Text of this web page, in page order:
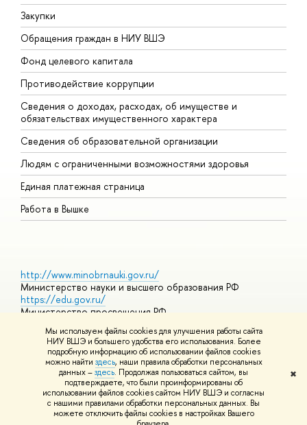
Мы используем файлы cookies для улучшения работы сайта
НИУ ВШЭ и большего удобства его использования. Более
подробную информацию об использовании файлов cookies
можно найти здесь, наши правила обработки персональных
данных –здесь. Продолжая пользоваться сайтом, вы
подтверждаете, что были проинформированы об
использовании файлов cookies сайтом НИУ ВШЭ и согласны
с нашими правилами обработки персональных данных. Вы
можете отключить файлы cookies в настройках Вашего
✖
Закупки
Обращения граждан в НИУ ВШЭ
Фонд целевого капитала
Противодействие коррупции
Сведения о доходах, расходах, об имуществе и
обязательствах имущественного характера
Сведения об образовательной организации
Людям с ограниченными возможностями здоровья
Единая платежная страница
Работа в Вышке
http://www.minobrnauki.gov.ru/
Министерство науки и высшего образования РФ
https://edu.gov.ru/
Министерство просвещения РФ
https://elearning.hse.ru/mooc
Массовые открытые онлайн-курсы
© НИУ ВШЭ 1993–2026 Адреса и контактыУсловия
использования материалов Политика конфиденциальности
Шрифты HSE Sans и HSE Slab разработаны вШколе дизайна НИУ